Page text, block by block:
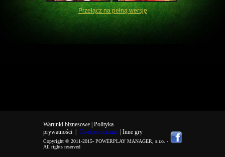
Przełącz na pełną wersję
Warunki biznesowe | Polityka
prywatności| Cookies settings | Inne gry
Copyright © 2011-2015- POWERPLAY MANAGER, s.r.o. -
All rights reserved